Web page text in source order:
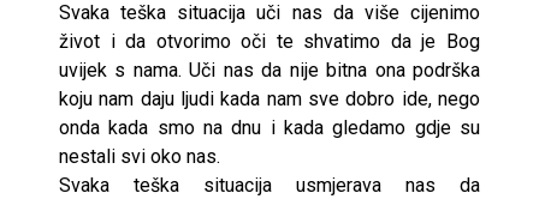
Svaka teška situacija uči nas da više cijenimo
život i da otvorimo oči te shvatimo da je Bog
uvijek s nama. Uči nas da nije bitna ona podrška
koju nam daju ljudi kada nam sve dobro ide, nego
onda kada smo na dnu i kada gledamo gdje su
nestali svi oko nas.
Svaka teška situacija usmjerava nas da